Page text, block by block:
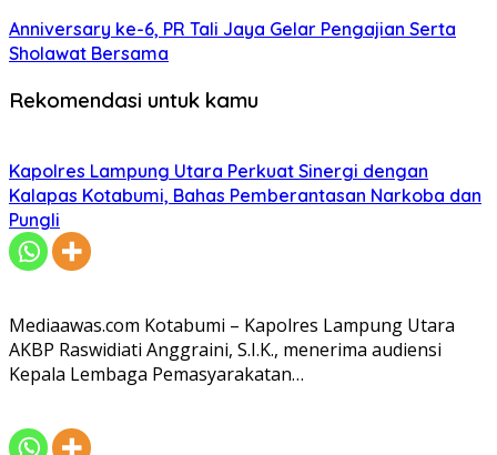
Anniversary ke-6, PR Tali Jaya Gelar Pengajian Serta
Sholawat Bersama
Rekomendasi untuk kamu
Kapolres Lampung Utara Perkuat Sinergi dengan
Kalapas Kotabumi, Bahas Pemberantasan Narkoba dan
Pungli
Mediaawas.com Kotabumi – Kapolres Lampung Utara
AKBP Raswidiati Anggraini, S.I.K., menerima audiensi
Kepala Lembaga Pemasyarakatan…